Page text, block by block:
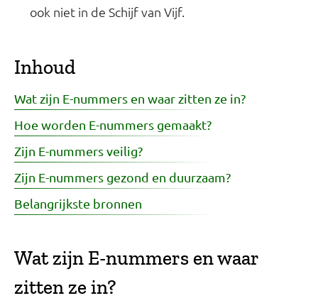
ook niet in de Schijf van Vijf.
Inhoud
Wat zijn E-nummers en waar zitten ze in?
Hoe worden E-nummers gemaakt?
Zijn E-nummers veilig?
Zijn E-nummers gezond en duurzaam?
Belangrijkste bronnen
Wat zijn E-nummers en waar
zitten ze in?